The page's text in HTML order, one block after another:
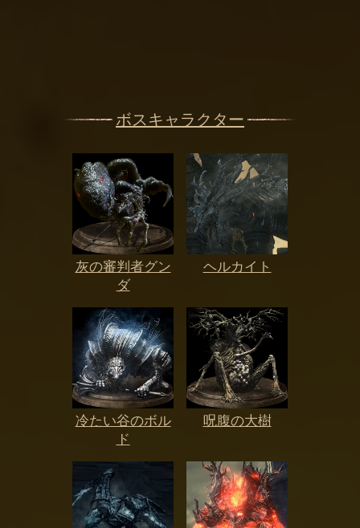
ボスキャラクター
灰の審判者グン
ダ
ヘルカイト
冷たい谷のボル
ド
呪腹の大樹